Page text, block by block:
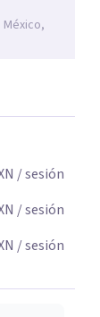
México,
/ sesión
/ sesión
/ sesión